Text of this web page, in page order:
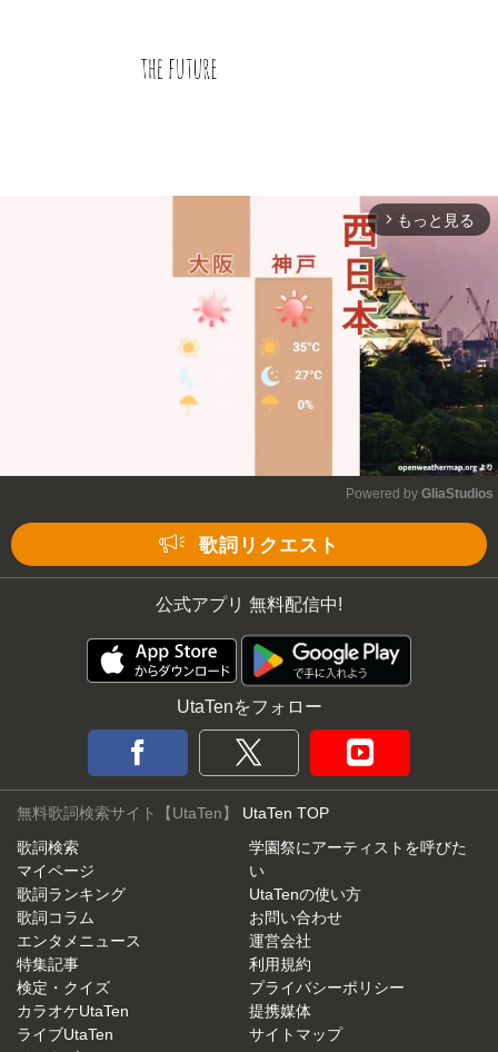
arrow_forward_ios もっと見る
Powered by GliaStudios
歌詞リクエスト
公式アプリ 無料配信中!
UtaTenをフォロー
無料歌詞検索サイト【UtaTen】 UtaTen TOP
歌詞検索
マイページ
歌詞ランキング
歌詞コラム
エンタメニュース
特集記事
検定・クイズ
カラオケUtaTen
ライブUtaTen
学園祭にアーティストを呼びた
い
UtaTenの使い方
お問い合わせ
運営会社
利用規約
プライバシーポリシー
提携媒体
サイトマップ